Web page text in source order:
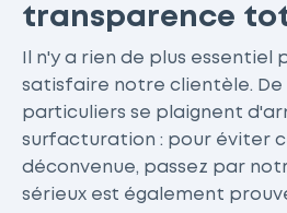
transparence
Il n'y a rien de plus essentiel
satisfaire notre clientèle. De
particuliers se plaignent
surfacturation : pour éviter
déconvenue, passez par
sérieux est également